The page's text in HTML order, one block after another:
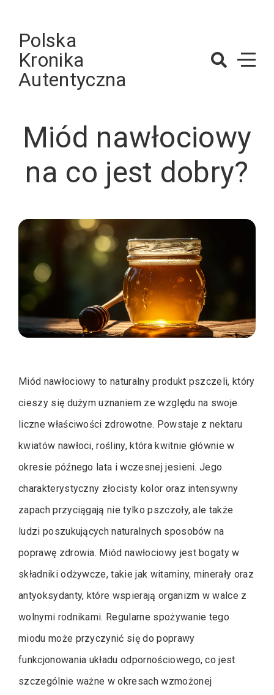
contentPolska
Kronika
Autentyczna
Miód nawłociowy
na co jest dobry?
Miód nawłociowy to naturalny produkt pszczeli, który
cieszy się dużym uznaniem ze względu na swoje
liczne właściwości zdrowotne. Powstaje z nektaru
kwiatów nawłoci, rośliny, która kwitnie głównie w
okresie późnego lata i wczesnej jesieni. Jego
charakterystyczny złocisty kolor oraz intensywny
zapach przyciągają nie tylko pszczoły, ale także
ludzi poszukujących naturalnych sposobów na
poprawę zdrowia. Miód nawłociowy jest bogaty w
składniki odżywcze, takie jak witaminy, minerały oraz
antyoksydanty, które wspierają organizm w walce z
wolnymi rodnikami. Regularne spożywanie tego
miodu może przyczynić się do poprawy
funkcjonowania układu odpornościowego, co jest
szczególnie ważne w okresach wzmożonej